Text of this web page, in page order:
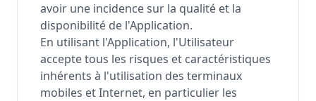
avoir une incidence sur la qualité et la
disponibilité de l'Application.
En utilisant l'Application, l'Utilisateur
accepte tous les risques et caractéristiques
inhérents à l'utilisation des terminaux
mobiles et Internet, en particulier les